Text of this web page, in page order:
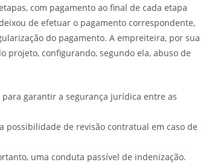
com pagamento ao final de cada etapa
de efetuar o pagamento correspondente,
do pagamento. A empreiteira, por sua
projeto, configurando, segundo ela, abuso de
garantir a segurança jurídica entre as
de revisão contratual em caso de
uma conduta passível de indenização.